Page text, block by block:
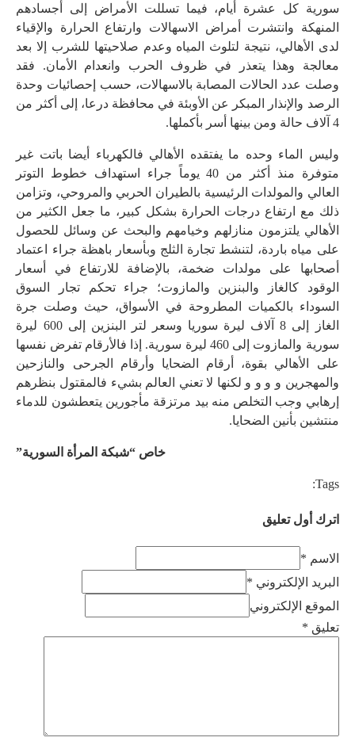
سورية كل عشرة أيام، فيما تسللت الأمراض إلى أجسادهم
المنهكة وانتشرت أمراض الاسهالات وارتفاع الحرارة والإقياء
لدى الأهالي، نتيجة لتلوث المياه وعدم صلاحيتها للشرب إلا بعد
معالجة وهذا يتعذر في ظروف الحرب وانعدام الأمان. فقد
وصلت عدد الحالات المصابة بالاسهالات، حسب إحصائيات وحدة
الرصد والإنذار المبكر عن الأوبئة في محافظة درعا، إلى أكثر من
4 آلاف حالة ومن بينها أسر بأكملها.
وليس الماء وحده ما يفتقده الأهالي فالكهرباء أيضا باتت غير
متوفرة منذ أكثر من 40 يوماً جراء استهداف خطوط التوتر
العالي والمولدات الرئيسية بالطيران الحربي والمروحي، وتزامن
ذلك مع ارتفاع درجات الحرارة بشكل كبير، ما جعل الكثير من
الأهالي يلتزمون منازلهم وخيامهم والبحث عن وسائل للحصول
على مياه باردة، لتنشط تجارة الثلج وبأسعار باهظة جراء اعتماد
أصحابها على مولدات ضخمة، بالإضافة للارتفاع في أسعار
الوقود كالغاز والبنزين والمازوت؛ جراء تحكم تجار السوق
السوداء بالكميات المطروحة في الأسواق، حيث وصلت جرة
الغاز إلى 8 آلاف ليرة سوريا وسعر لتر البنزين إلى 600 ليرة
سورية والمازوت إلى 460 ليرة سورية. إذا فالأرقام تفرض نفسها
على الأهالي بقوة، أرقام الضحايا وأرقام الجرحى والنازحين
والمهجرين و و و و لكنها لا تعني العالم بشيء فالمقتول بنظرهم
إرهابي وجب التخلص منه بيد مرتزقة مأجورين يتعطشون للدماء
منتشين بأنين الضحايا.
خاص “شبكة المرأة السورية”
Tags:
اترك أول تعليق
الاسم *
البريد الإلكتروني *
الموقع الإلكتروني
تعليق *